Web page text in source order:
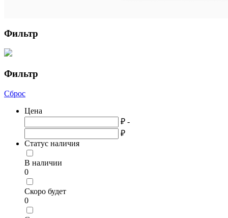
Фильтр
Фильтр
Сброс
Цена
₽ -
₽
Статус наличия
В наличии
0
Скоро будет
0